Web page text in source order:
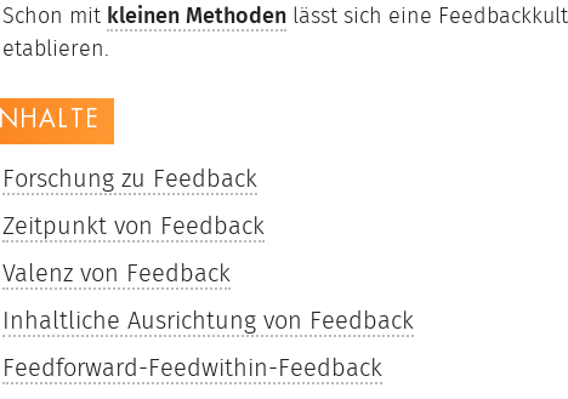
Schon mit kleinen Methoden lässt sich eine
etablieren.
INHALTE
Forschung zu Feedback
Zeitpunkt von Feedback
Valenz von Feedback
Inhaltliche Ausrichtung von Feedback
Feedforward-Feedwithin-Feedback